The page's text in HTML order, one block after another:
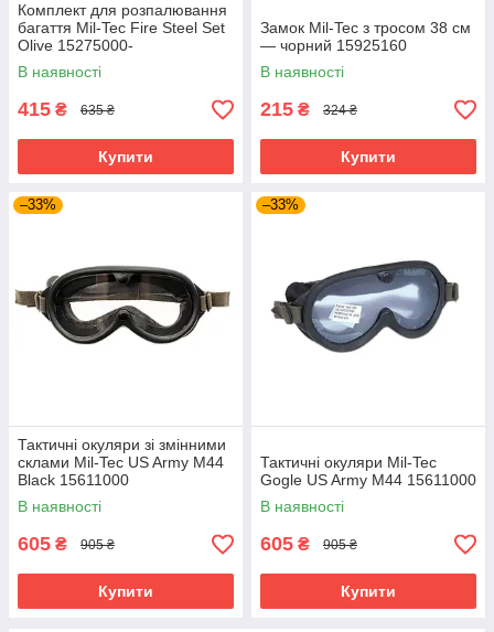
Комплект для розпалювання
багаття Mil-Tec Fire Steel Set
Olive 15275000-
В наявності
415 ₴ 635 ₴
Купити
Замок Mil-Tec з тросом 38 см
— чорний 15925160
В наявності
215 ₴ 324 ₴
Купити
–33%
Тактичні окуляри зі змінними
склами Mil-Tec US Army M44
Black 15611000
В наявності
605 ₴ 905 ₴
Купити
–33%
Тактичні окуляри Mil-Tec
Gogle US Army M44 15611000
В наявності
605 ₴ 905 ₴
Купити